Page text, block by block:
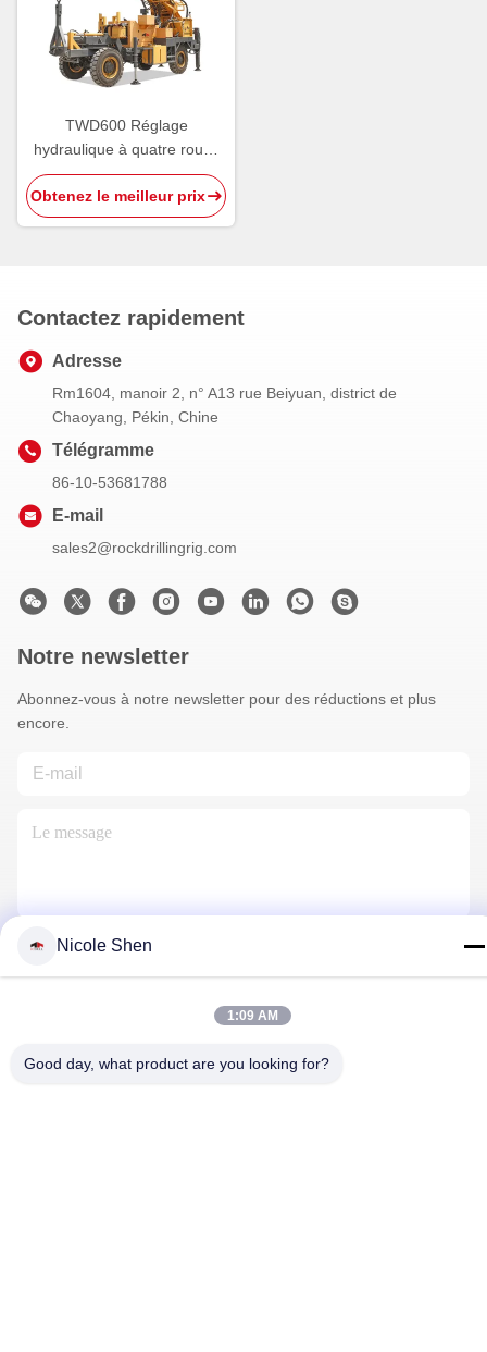
TWD600 Réglage
hydraulique à quatre roues
pour forage de puits d'eau
Obtenez le meilleur prix
Contactez rapidement
Adresse
Rm1604, manoir 2, n° A13 rue Beiyuan, district de
Chaoyang, Pékin, Chine
Télégramme
86-10-53681788
E-mail
sales2@rockdrillingrig.com
Notre newsletter
Abonnez-vous à notre newsletter pour des réductions et plus
encore.
Nous Contacter
Qualité installation de forage de roche Le fournisseur. 2018-2026
Nicole Shen
1:09 AM
Good day, what product are you looking for?